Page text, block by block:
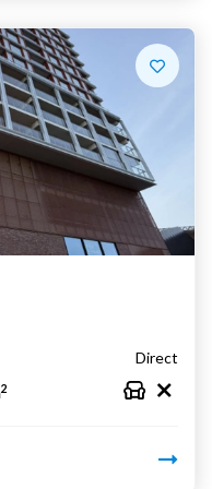
Direct
2